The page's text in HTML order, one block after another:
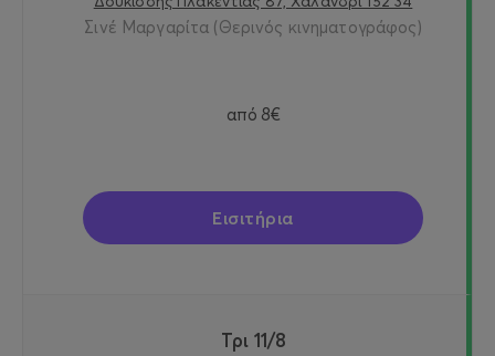
Σινέ Μαργαρίτα (Θερινός κινηματογράφος)
από 8€
Εισιτήρια
Τρι 11/8